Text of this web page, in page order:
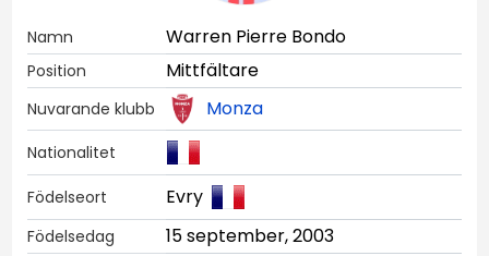
Ligue 1
Namn Warren Pierre Bondo
Position Mittfältare
Nuvarande klubb Monza
Nationalitet
Födelseort Evry
Födelsedag 15 september, 2003